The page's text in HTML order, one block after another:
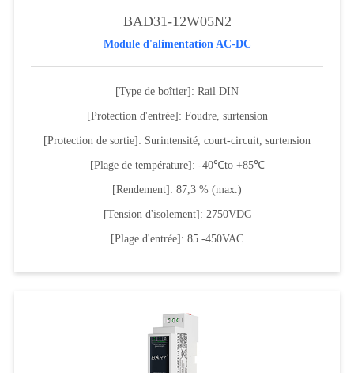
BAD31-12W05N2
Module d'alimentation AC-DC
[Type de boîtier]: Rail DIN
[Protection d'entrée]: Foudre, surtension
[Protection de sortie]: Surintensité, court-circuit, surtension
[Plage de température]: -40℃to +85℃
[Rendement]: 87,3 % (max.)
[Tension d'isolement]: 2750VDC
[Plage d'entrée]: 85 -450VAC